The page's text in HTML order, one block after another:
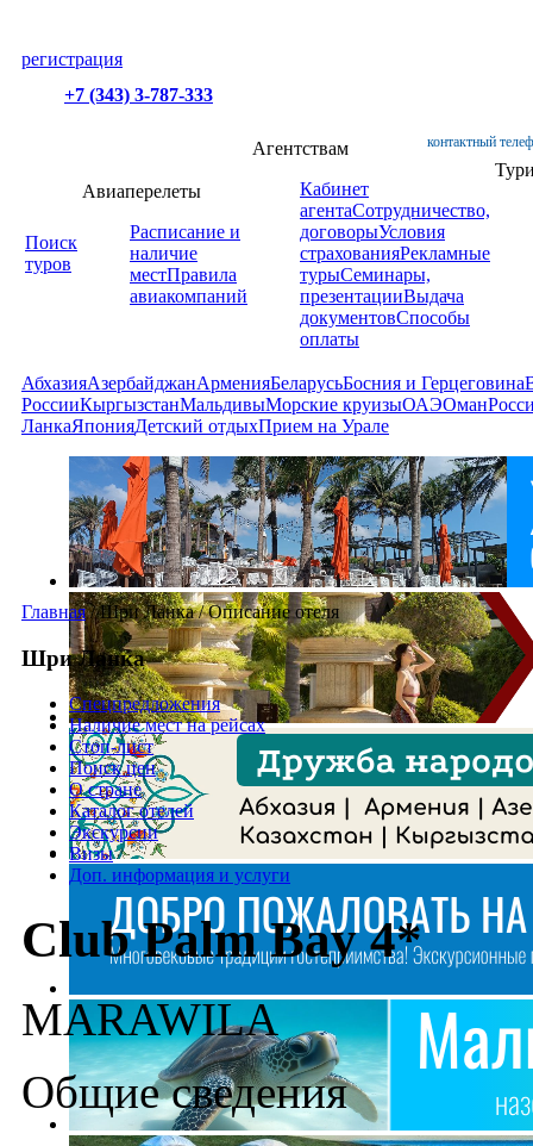
регистрация
+7 (343) 3-787-333
контактный
Поиск
туров
Авиаперелеты
Расписание и
наличие
местПравила
авиакомпаний
Агентствам
Кабинет
агентаСотрудничество,
договорыУсловия
страхованияРекламные
турыСеминары,
презентацииВыдача
документовСпособы
оплаты
АбхазияАзербайджанАрменияБеларусьБосния и Герцеговина
РоссииКыргызстанМальдивыМорские круизыОАЭОман
ЛанкаЯпонияДетский отдыхПрием на Урале
Главная /Шри Ланка/Описание отеля
Шри Ланка
Спецпредложения
Наличие мест на рейсах
Стоп-лист
Поиск цен
О стране
Каталог отелей
Экскурсии
Визы
Доп. информация и услуги
Club Palm Bay 4*
MARAWILA
Общие сведения